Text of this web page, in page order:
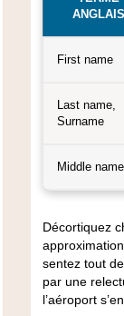
ANGLAIS
First name
Last name,
Surname
Middle name
Décortiquez
sentez tout
par une
l’aéroport